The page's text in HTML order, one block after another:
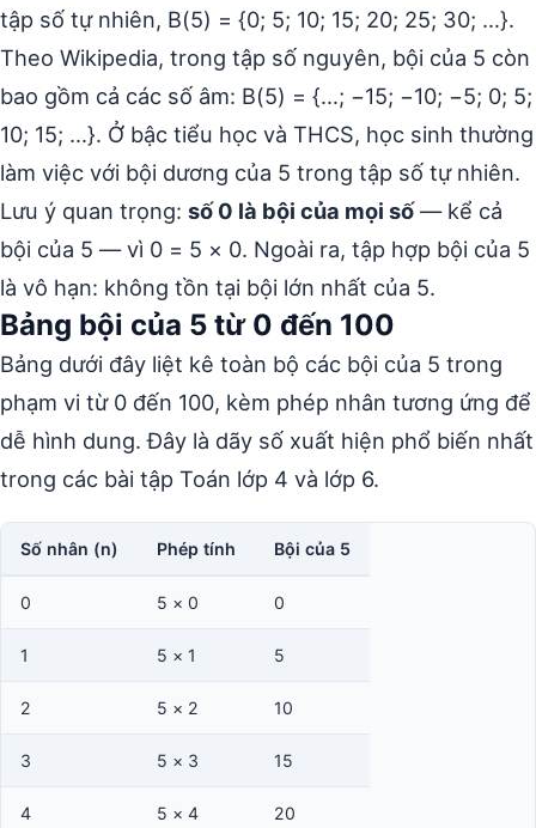
tập số tự nhiên, B(5) = {0; 5; 10; 15; 20; 25; 30; …}.
Theo Wikipedia, trong tập số nguyên, bội của 5 còn
bao gồm cả các số âm: B(5) = {…; −15; −10; −5; 0; 5;
10; 15; …}. Ở bậc tiểu học và THCS, học sinh thường
làm việc với bội dương của 5 trong tập số tự nhiên.
Lưu ý quan trọng: số 0 là bội của mọi số— kể cả
bội của 5 — vì 0 = 5 × 0. Ngoài ra, tập hợp bội của 5
là vô hạn: không tồn tại bội lớn nhất của 5.
Bảng bội của 5 từ 0 đến 100
Bảng dưới đây liệt kê toàn bộ các bội của 5 trong
phạm vi từ 0 đến 100, kèm phép nhân tương ứng để
dễ hình dung. Đây là dãy số xuất hiện phổ biến nhất
trong các bài tập Toán lớp 4 và lớp 6.
Số nhân (n) Phép tính Bội của 5
0 5 × 0 0
1 5 × 1 5
2 5 × 2 10
3 5 × 3 15
4 5 × 4 20